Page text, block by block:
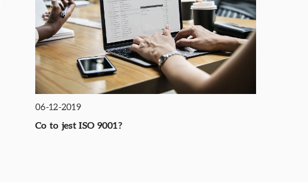
06-12-2019
Co to jest ISO 9001?